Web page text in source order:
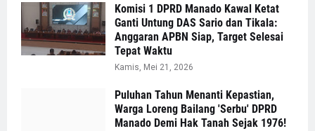
Komisi 1 DPRD Manado Kawal Ketat
Ganti Untung DAS Sario dan Tikala:
Anggaran APBN Siap, Target Selesai
Tepat Waktu
Kamis, Mei 21, 2026
Puluhan Tahun Menanti Kepastian,
Warga Loreng Bailang 'Serbu' DPRD
Manado Demi Hak Tanah Sejak 1976!